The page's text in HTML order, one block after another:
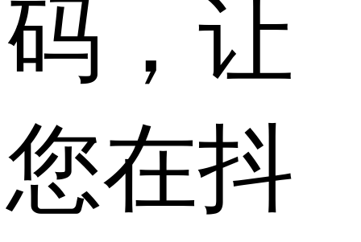
码，让
您在抖